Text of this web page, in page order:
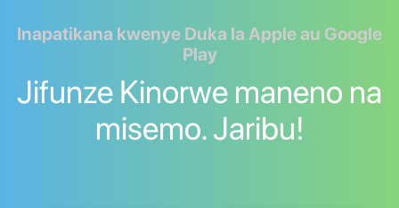
Inapatikana kwenye Duka la Apple au Google
Play
Jifunze Kinorwe maneno na
misemo. Jaribu!